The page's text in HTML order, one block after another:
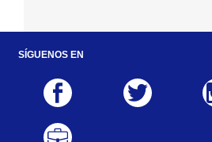
SÍGUENOS EN